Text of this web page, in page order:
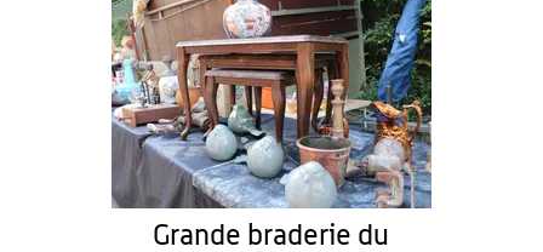
Grande braderie du